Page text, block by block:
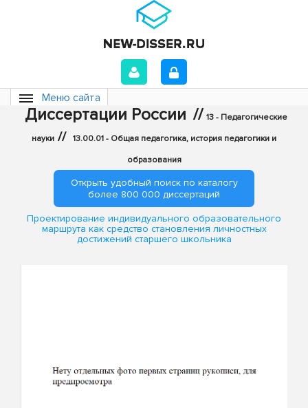
Меню сайта
Диссертации России // 13 - Педагогические
науки // 13.00.01 - Общая педагогика, история педагогики и
образования
Открыть удобный поиск по каталогу
более 800 000 диссертаций
Проектирование индивидуального образовательного
маршрута как средство становления личностных
достижений старшего школьника